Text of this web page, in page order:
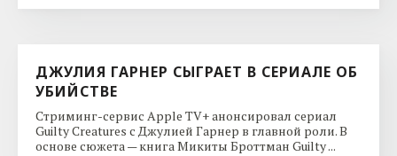
ДЖУЛИЯ ГАРНЕР СЫГРАЕТ В СЕРИАЛЕ ОБ
УБИЙСТВЕ
Стриминг-сервис Apple TV+ анонсировал сериал
Guilty Creatures с Джулией Гарнер в главной роли. В
основе сюжета — книга Микиты Броттман Guilty ...